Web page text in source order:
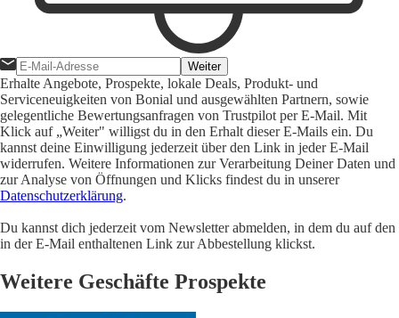
Weiter
Erhalte Angebote, Prospekte, lokale Deals, Produkt- und
Serviceneuigkeiten von Bonial und ausgewählten Partnern, sowie
gelegentliche Bewertungsanfragen von Trustpilot per E-Mail. Mit
Klick auf „Weiter" willigst du in den Erhalt dieser E-Mails ein. Du
kannst deine Einwilligung jederzeit über den Link in jeder E-Mail
widerrufen. Weitere Informationen zur Verarbeitung Deiner Daten und
zur Analyse von Öffnungen und Klicks findest du in unserer
Datenschutzerklärung.
Du kannst dich jederzeit vom Newsletter abmelden, in dem du auf den
in der E-Mail enthaltenen Link zur Abbestellung klickst.
Weitere Geschäfte Prospekte